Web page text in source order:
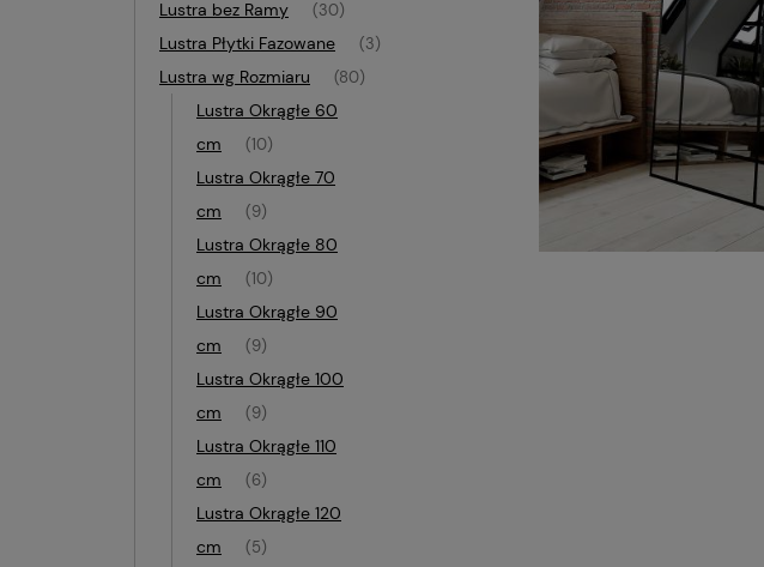
Lustra bez Ramy (30)
Lustra Płytki Fazowane (3)
Lustra wg Rozmiaru (80)
Lustra Okrągłe 60
cm
(10)
Lustra Okrągłe 70
cm
(9)
Lustra Okrągłe 80
cm
(10)
Lustra Okrągłe 90
cm
(9)
Lustra Okrągłe 100
cm
(9)
Lustra Okrągłe 110
cm
(6)
Lustra Okrągłe 120
cm
(5)